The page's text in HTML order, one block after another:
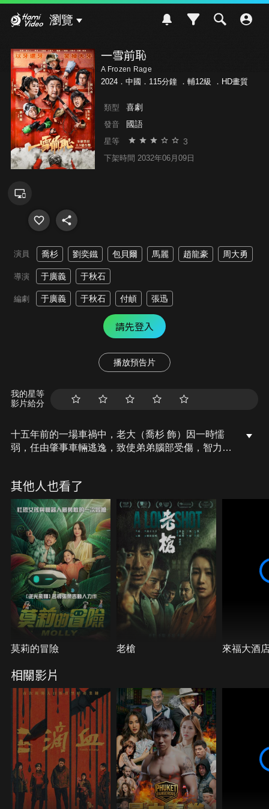
瀏覽
一雪前恥
A Frozen Rage
2024．中國．115分鐘 ． 輔12級 ．HD畫質
類型 喜劇
發音 國語
星等 3
下架時間 2032年06月09日
演員 喬杉 劉奕鐵 包貝爾 馬麗 趙龍豪 周大勇
導演 于廣義 于秋石
編劇 于廣義 于秋石 付頔 張迅
請先登入
播放預告片
我的星等
影片給分
十五年前的一場車禍中，老大（喬杉 飾）因一時懦
弱，任由肇事車輛逃逸，致使弟弟腦部受傷，智力相
意外不斷，將他捲入盜油團夥的糾紛中，命運墜入谷
底，但他勇敢面對，完成了自我救贖並成為打擊盜油
的英雄。
其他人也看了
莫莉的冒險 老槍 來福大酒
相關影片